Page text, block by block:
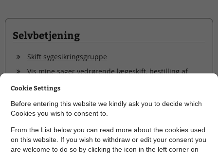
Selvbetjening
Skift sygesikringsgruppe
Vis mine sager vedrørende lægeskift, bestilling af
Bestil nyt sundhedskort
Læs også
Cookie Settings
Before entering this website we kindly ask you to decide which
Cookies you wish to consent to.
From the List below you can read more about the cookies used
on this website. If you wish to withdraw or edit your consent you
are welcome to do so by clicking the icon in the left corner on